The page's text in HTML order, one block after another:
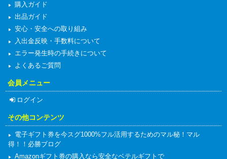
購入ガイド
出品ガイド
安心・安全への取り組み
入出金反映・手数料について
エラー発生時の手続きについて
よくあるご質問
会員メニュー
ログイン
その他コンテンツ
電子ギフト券を今スグ1000%フル活用するためのマル秘！マル
得！！必勝ブログ
Amazonギフト券の購入なら安全なベテルギフトで